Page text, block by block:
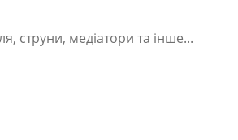
струни, медіатори та інше...